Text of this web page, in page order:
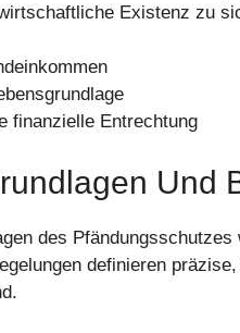
Existenz zu
finanzielle Entrechtung
Und
des
definieren